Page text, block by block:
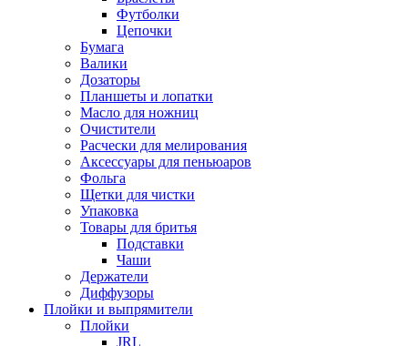
Футболки
Цепочки
Бумага
Валики
Дозаторы
Планшеты и лопатки
Масло для ножниц
Очистители
Расчески для мелирования
Аксессуары для пеньюаров
Фольга
Щетки для чистки
Упаковка
Товары для бритья
Подставки
Чаши
Держатели
Диффузоры
Плойки и выпрямители
Плойки
JRL